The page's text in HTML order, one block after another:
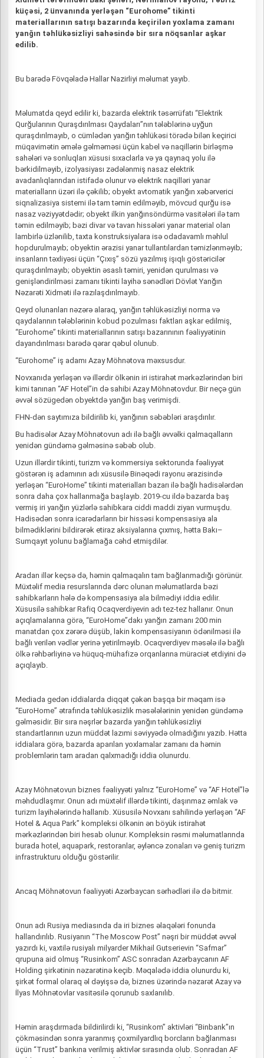
küçəsi, 2 ünvanında yerləşən “Eurohome” tikinti
materiallarının satışı bazarında keçirilən yoxlama zamanı
yanğın təhlükəsizliyi sahəsində bir sıra nöqsanlar aşkar
edilib.
Bu barədə Fövqəladə Hallar Nazirliyi məlumat yayıb.
Məlumatda qeyd edilir ki, bazarda elektrik təsərrüfatı “Elektrik
Qurğularının Quraşdırılması Qaydaları”nın tələblərinə uyğun
quraşdırılmayıb, o cümlədən yanğın təhlükəsi törədə bilən keçirici
müqavimətin əmələ gəlməməsi üçün kabel və naqillərin birləşmə
sahələri və sonluqları xüsusi sıxaclarla və ya qaynaq yolu ilə
bərkidilməyib, izolyasiyası zədələnmiş nasaz elektrik
avadanlıqlarından istifadə olunur və elektrik naqilləri yanar
materialların üzəri ilə çəkilib; obyekt avtomatik yanğın xəbərverici
siqnalizasiya sistemi ilə tam təmin edilməyib, mövcud qurğu isə
nasaz vəziyyətdədir; obyekt ilkin yanğınsöndürmə vasitələri ilə tam
təmin edilməyib; bəzi divar və tavan hissələri yanar material olan
lambirlə üzlənilib, taxta konstruksiyalara isə odadavamlı məhlul
hopdurulmayıb; obyektin ərazisi yanar tullantılardan təmizlənməyib;
insanların təxliyəsi üçün “Çıxış” sözü yazılmış işıqlı göstəricilər
quraşdırılmayıb; obyektin əsaslı təmiri, yenidən qurulması və
genişləndirilməsi zamanı tikinti layihə sənədləri Dövlət Yanğın
Nəzarəti Xidməti ilə razılaşdırılmayıb.
Qeyd olunanları nəzərə alaraq, yanğın təhlükəsizliyi norma və
qaydalarının tələblərinin kobud pozulması faktları aşkar edilmiş,
“Eurohome” tikinti materiallarının satışı bazarınının fəaliyyətinin
dayandırılması barədə qərar qəbul olunub.
“Eurohome” iş adamı Azay Möhnətova məxsusdur.
Novxanıda yerləşən və illərdir ölkənin iri istirahət mərkəzlərindən biri
kimi tanınan “AF Hotel”in də sahibi Azay Möhnətovdur. Bir neçə gün
əvvəl sözügedən obyektdə yanğın baş verimişdi.
FHN-dən saytımıza bildirilib ki, yanğının səbəbləri araşdırılır.
Bu hadisələr Azay Möhnətovun adı ilə bağlı əvvəlki qalmaqalların
yenidən gündəmə gəlməsinə səbəb olub.
Uzun illərdir tikinti, turizm və kommersiya sektorunda fəaliyyət
göstərən iş adamının adı xüsusilə Binəqədi rayonu ərazisində
yerləşən “EuroHome” tikinti materialları bazarı ilə bağlı hadisələrdən
sonra daha çox hallanmağa başlayıb. 2019-cu ildə bazarda baş
vermiş iri yanğın yüzlərlə sahibkara ciddi maddi ziyan vurmuşdu.
Hadisədən sonra icarədarların bir hissəsi kompensasiya ala
bilmədiklərini bildirərək etiraz aksiyalarına çıxmış, hətta Bakı–
Sumqayıt yolunu bağlamağa cəhd etmişdilər.
Aradan illər keçsə də, həmin qalmaqalın tam bağlanmadığı görünür.
Müxtəlif media resurslarında dərc olunan məlumatlarda bəzi
sahibkarların hələ də kompensasiya ala bilmədiyi iddia edilir.
Xüsusilə sahibkar Rafiq Ocaqverdiyevin adı tez-tez hallanır. Onun
açıqlamalarına görə, “EuroHome”dakı yanğın zamanı 200 min
manatdan çox zərərə düşüb, lakin kompensasiyanın ödənilməsi ilə
bağlı verilən vədlər yerinə yetirilməyib. Ocaqverdiyev məsələ ilə bağlı
ölkə rəhbərliyinə və hüquq-mühafizə orqanlarına müraciət etdiyini də
açıqlayıb.
Mediada gedən iddialarda diqqət çəkən başqa bir məqam isə
“EuroHome” ətrafında təhlükəsizlik məsələlərinin yenidən gündəmə
gəlməsidir. Bir sıra nəşrlər bazarda yanğın təhlükəsizliyi
standartlarının uzun müddət lazımi səviyyədə olmadığını yazıb. Hətta
iddialara görə, bazarda aparılan yoxlamalar zamanı da həmin
problemlərin tam aradan qalxmadığı iddia olunurdu.
Azay Möhnətovun biznes fəaliyyəti yalnız “EuroHome” və “AF Hotel”lə
məhdudlaşmır. Onun adı müxtəlif illərdə tikinti, daşınmaz əmlak və
turizm layihələrində hallanıb. Xüsusilə Novxanı sahilində yerləşən “AF
Hotel & Aqua Park” kompleksi ölkənin ən böyük istirahət
mərkəzlərindən biri hesab olunur. Kompleksin rəsmi məlumatlarında
burada hotel, aquapark, restoranlar, əyləncə zonaları və geniş turizm
infrastrukturu olduğu göstərilir.
Ancaq Möhnətovun fəaliyyəti Azərbaycan sərhədləri ilə də bitmir.
Onun adı Rusiya mediasında da iri biznes əlaqələri fonunda
hallandırılıb. Rusiyanın “The Moscow Post” nəşri bir müddət əvvəl
yazırdı ki, vaxtilə rusiyalı milyarder Mikhail Gutserievin “Safmar”
qrupuna aid olmuş “Rusinkom” ASC sonradan Azərbaycanın AF
Holding şirkətinin nəzarətinə keçib. Məqalədə iddia olunurdu ki,
şirkət formal olaraq əl dəyişsə də, biznes üzərində nəzarət Azay və
İlyas Möhnətovlar vasitəsilə qorunub saxlanılıb.
Həmin araşdırmada bildirilirdi ki, “Rusinkom” aktivləri “Binbank”ın
çökməsindən sonra yaranmış çoxmilyardlıq borcların bağlanması
üçün “Trust” bankına verilmiş aktivlər sırasında olub. Sonradan AF